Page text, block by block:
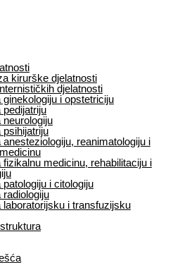
kirurške djelatnosti
djelatnosti
ginekologiju i opstetriciju
pedijatriju
neurologiju
psihijatriju
anesteziologiju, reanimatologiju i
fizikalnu medicinu, rehabilitaciju i
patologiju i citologiju
radiologiju
laboratorijsku i transfuzijsku